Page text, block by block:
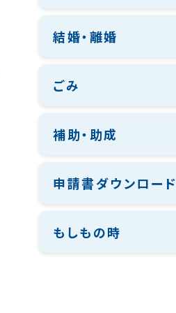
結婚・離婚
ごみ
補助・助成
申請書ダウンロード
もしもの時